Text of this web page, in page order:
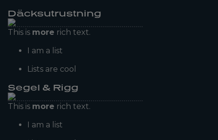
Däcksutrustning
This is more rich text.
I am a list
Lists are cool
Segel & Rigg
This is more rich text.
I am a list